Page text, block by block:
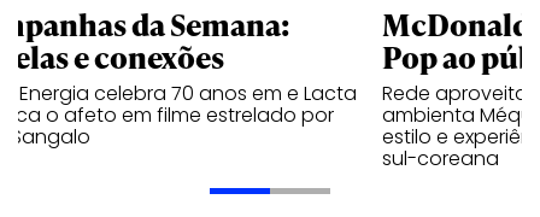
da Semana:
e conexões
Energia celebra 70 anos em e Lacta
o afeto em filme estrelado por
Sangalo
Pop ao
Rede aproveita
ambienta Méqui
estilo e
sul-coreana